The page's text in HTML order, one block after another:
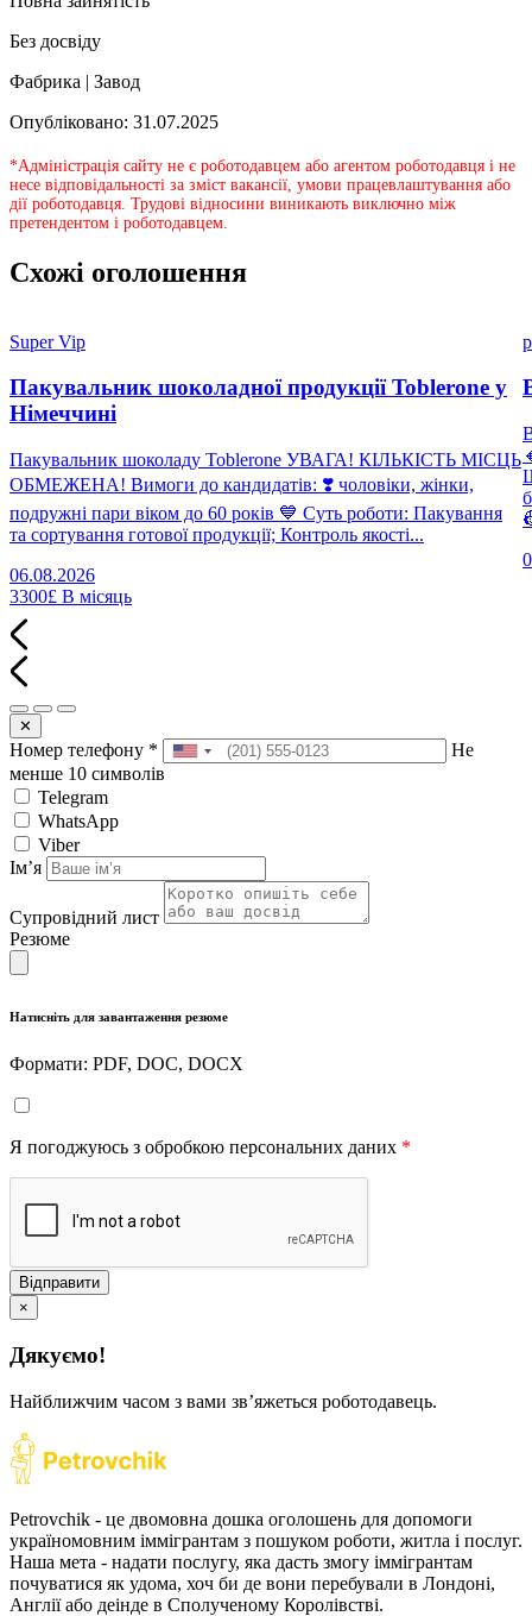
Без досвіду
Фабрика | Завод
Опубліковано: 31.07.2025
*Адміністрація сайту не є роботодавцем або агентом роботодавця і не
несе відповідальності за зміст вакансії, умови працевлаштування або
дії роботодавця. Трудові відносини виникають виключно між
претендентом і роботодавцем.
Схожі оголошення
Super Vip
Пакувальник шоколадної продукції Toblerone у
Німеччині
Пакувальник шоколаду Toblerone УВАГА! КІЛЬКІСТЬ МІСЦЬ
ОБМЕЖЕНА! Вимоги до кандидатів: ❣️ чоловіки, жінки,
подружні пари віком до 60 років 💙 Суть роботи: Пакування
та сортування готової продукції; Контроль якості...
06.08.2026
3300£ В місяць
✕
Номер телефону *
Не
менше 10 символів
Telegram
WhatsApp
Viber
Імʼя
Супровідний лист
Резюме
Натисніть для завантаження резюме
Формати: PDF, DOC, DOCX
Я погоджуюсь з обробкою персональних даних *
Відправити
×
Дякуємо!
Найближчим часом з вами звʼяжеться роботодавець.
Petrovchik - це двомовна дошка оголошень для допомоги
україномовним іммігрантам з пошуком роботи, житла і послуг.
Наша мета - надати послугу, яка дасть змогу іммігрантам
почуватися як удома, хоч би де вони перебували в Лондоні,
Англії або деінде в Сполученому Королівстві.